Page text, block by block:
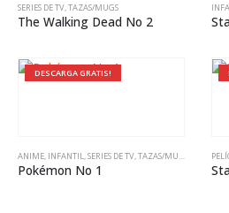
SERIES DE TV TAZAS/MUGS
The Walking Dead No 2
DESCARGA GRATIS!
ANIME, INFANTIL,SERIES DE TV,TAZAS/MUGS
Pokémon No 1